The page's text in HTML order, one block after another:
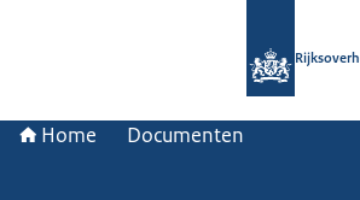
Home Documenten